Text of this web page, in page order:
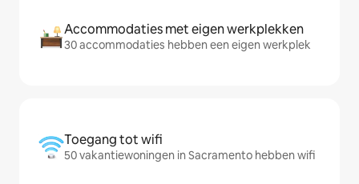
Accommodaties met eigen werkplekken
30 accommodaties hebben een eigen werkplek
Toegang tot wifi
50 vakantiewoningen in Sacramento hebben wifi